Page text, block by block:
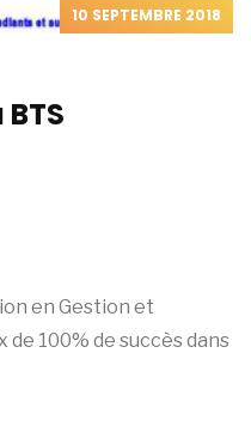
10 SEPTEMBRE 2018
en Gestion et
100% de succès dans